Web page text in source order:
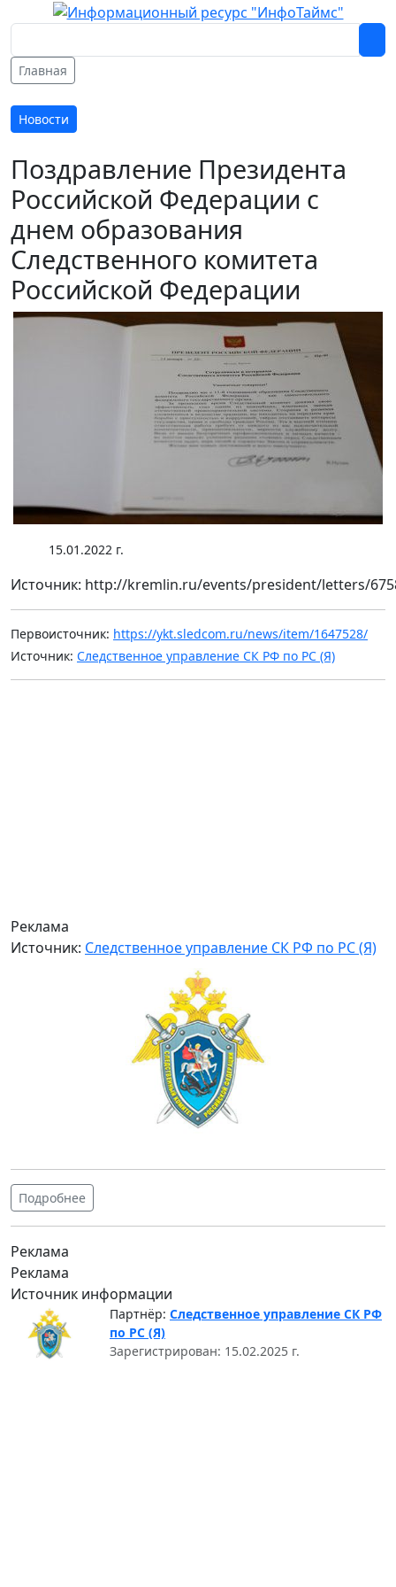
Главная
Новости
Поздравление Президента
Российской Федерации с
днем образования
Следственного комитета
Российской Федерации
15.01.2022 г.
Источник: http://kremlin.ru/events/president/letters/
Первоисточник: https://ykt.sledcom.ru/news/item/1647528/
Источник: Следственное управление СК РФ по РС (Я)
Реклама
Источник: Следственное управление СК РФ по РС (Я)
Подробнее
Реклама
Реклама
Источник информации
Партнёр: Следственное управление СК РФ
по РС (Я)
Зарегистрирован: 15.02.2025 г.